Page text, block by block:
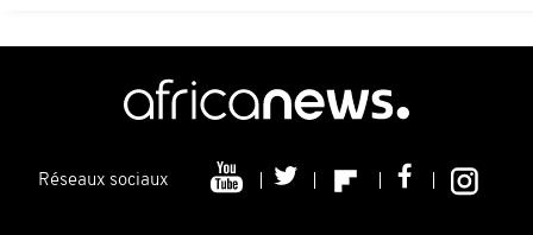
Réseaux sociaux